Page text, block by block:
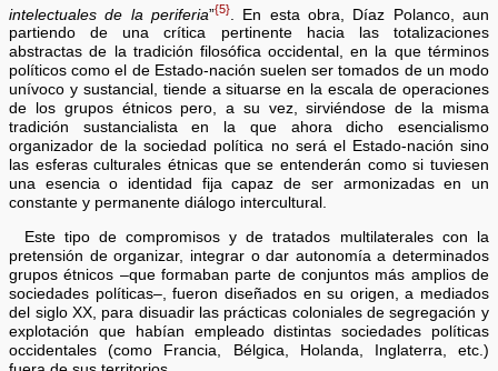
intelectuales de la periferia”{5}
. En esta obra, Díaz Polanco, aun
partiendo de una crítica pertinente hacia las totalizaciones
abstractas de la tradición filosófica occidental, en la que términos
políticos como el de Estado-nación suelen ser tomados de un modo
unívoco y sustancial, tiende a situarse en la escala de operaciones
de los grupos étnicos pero, a su vez, sirviéndose de la misma
tradición sustancialista en la que ahora dicho esencialismo
organizador de la sociedad política no será el Estado-nación sino
las esferas culturales étnicas que se entenderán como si tuviesen
una esencia o identidad fija capaz de ser armonizadas en un
constante y permanente diálogo intercultural.
Este tipo de compromisos y de tratados multilaterales con la
pretensión de organizar, integrar o dar autonomía a determinados
grupos étnicos –que formaban parte de conjuntos más amplios de
sociedades políticas–, fueron diseñados en su origen, a mediados
del siglo XX, para disuadir las prácticas coloniales de segregación y
explotación que habían empleado distintas sociedades políticas
occidentales (como Francia, Bélgica, Holanda, Inglaterra, etc.)